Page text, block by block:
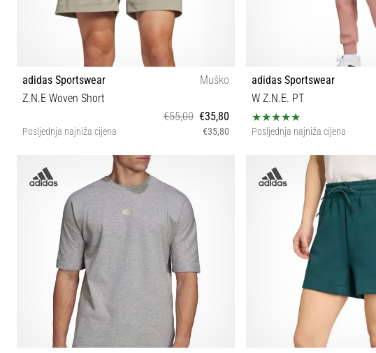
adidas Sportswear
Muško
Z.N.E Woven Short
€55,00 €35,80
Posljednja najniža cijena €35,80
S
adidas Sportswear
W Z.N.E. PT
Posljednja najniža cijena